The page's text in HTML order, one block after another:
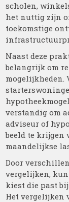
scholen,
het nuttig zijn
toekomstige
Naast deze
belangrijk om
mogelijkheden.
verstandig om
adviseur of
beeld te krijgen
maandelijkse
Door
vergelijken, kun
kiest die past
Het vergelijken